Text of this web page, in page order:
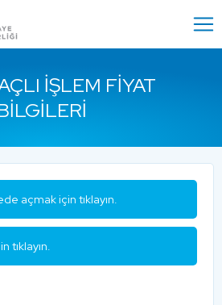
İŞLEM FIYAT
açmak için tıklayın.
tıklayın.